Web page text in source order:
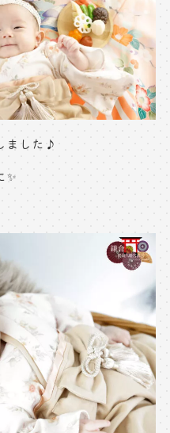
studio.com
窓口となります
～17:00
日祝日
インする
こちら
ました♪
✨